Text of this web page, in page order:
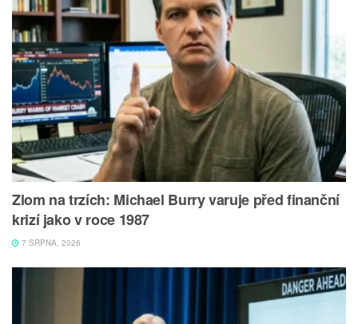
Zlom na trzích: Michael Burry varuje před finanční
krizí jako v roce 1987
7 SRPNA, 2026